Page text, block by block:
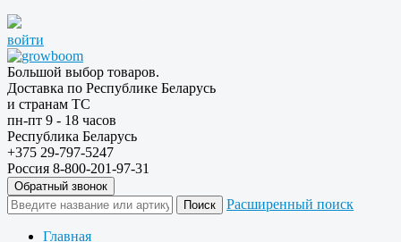
войти
Большой выбор товаров.
Доставка по Республике Беларусь
и странам ТС
пн-пт 9 - 18 часов
Республика Беларусь
+375 29-797-5247
Россия 8-800-201-97-31
Обратный звонок
Расширенный поиск
Главная